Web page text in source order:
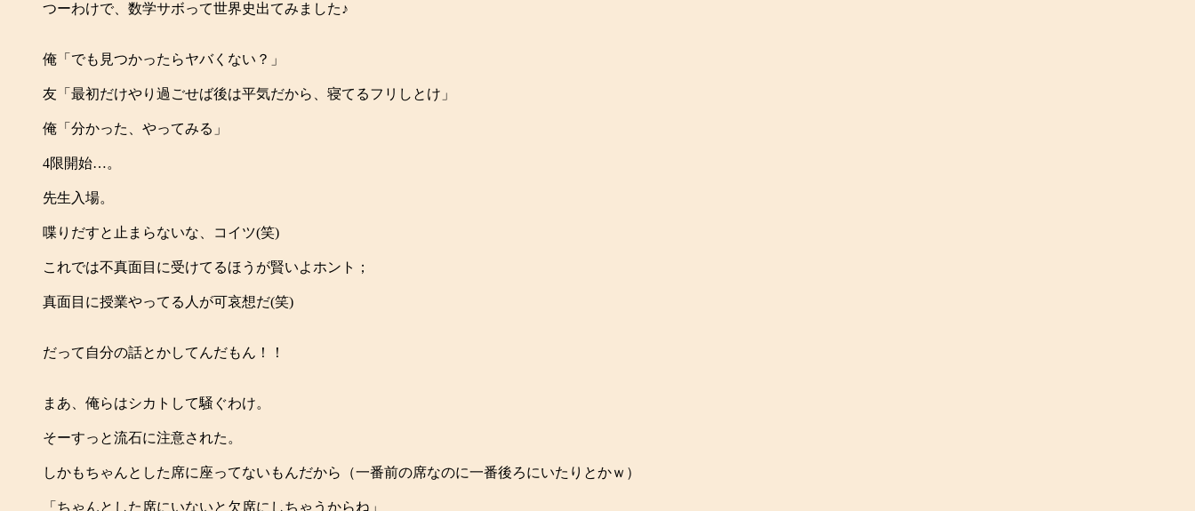
つーわけで、数学サボって世界史出てみました♪
俺「でも見つかったらヤバくない？」
友「最初だけやり過ごせば後は平気だから、寝てるフリしとけ」
俺「分かった、やってみる」
4限開始…。
先生入場。
喋りだすと止まらないな、コイツ(笑)
これでは不真面目に受けてるほうが賢いよホント；
真面目に授業やってる人が可哀想だ(笑)
だって自分の話とかしてんだもん！！
まあ、俺らはシカトして騒ぐわけ。
そーすっと流石に注意された。
しかもちゃんとした席に座ってないもんだから（一番前の席なのに一番後ろにいたりとかｗ）
「ちゃんとした席にいないと欠席にしちゃうからね」